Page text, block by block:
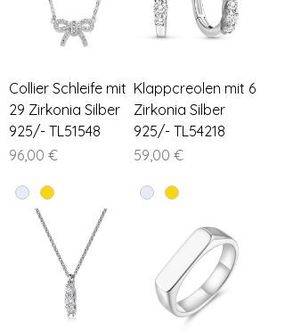
Collier Schleife mit
29 Zirkonia Silber
925/- TL51548
Preis
96,00 €
Klappcreolen mit 6
Zirkonia Silber
925/- TL54218
Preis
59,00 €